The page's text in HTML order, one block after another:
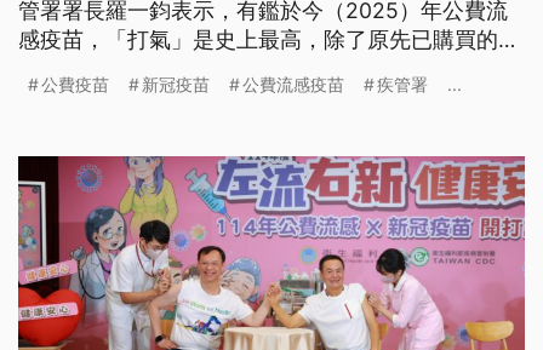
管署署長羅一鈞表示，有鑑於今（2025）年公費流
感疫苗，「打氣」是史上最高，除了原先已購買的
公費疫苗 新冠疫苗 公費流感疫苗 疾管署 ...